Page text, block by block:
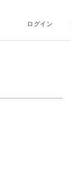
ログイン